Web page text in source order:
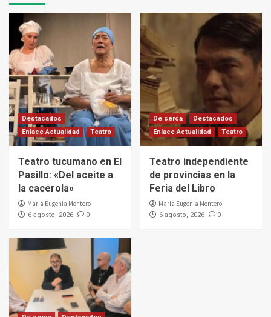
Destacados
Enlace Actualidad
Teatro
Teatro tucumano en El
Pasillo: «Del aceite a
la cacerola»
Maria Eugenia Montero
6 agosto, 2026 0
De cerca
Destacados
Enlace Actualidad
Teatro
Teatro independiente
de provincias en la
Feria del Libro
Maria Eugenia Montero
6 agosto, 2026 0